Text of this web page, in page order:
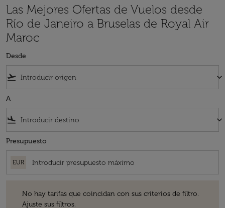
Las Mejores Ofertas de Vuelos desde
Río de Janeiro a Bruselas de Royal Air
Maroc
Desde
flight_takeoff keyboard_arrow_down
A
flight_land keyboard_arrow_down
Presupuesto
EUR
No hay tarifas que coincidan con sus criterios de filtro.
Ajuste sus filtros.